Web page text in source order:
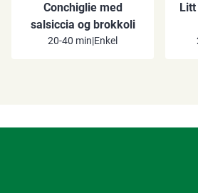
Conchiglie med
salsiccia og brokkoli
20-40 min|Enkel
Litt